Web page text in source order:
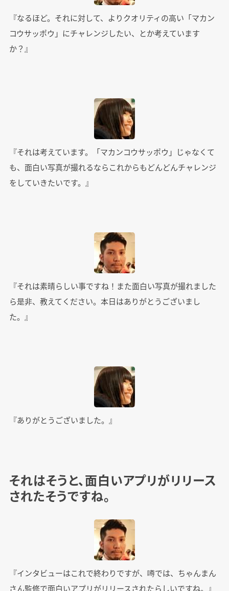
『なるほど。それに対して、よりクオリティの高い「マカン
コウサッポウ」にチャレンジしたい、とか考えています
か？』
『それは考えています。「マカンコウサッポウ」じゃなくて
も、面白い写真が撮れるならこれからもどんどんチャレンジ
をしていきたいです。』
『それは素晴らしい事ですね！また面白い写真が撮れました
ら是非、教えてください。本日はありがとうございまし
た。』
『ありがとうございました。』
それはそうと、面白いアプリがリリース
されたそうですね。
『インタビューはこれで終わりですが、噂では、ちゃんまん
さん監修で面白いアプリがリリースされたらしいですね。』